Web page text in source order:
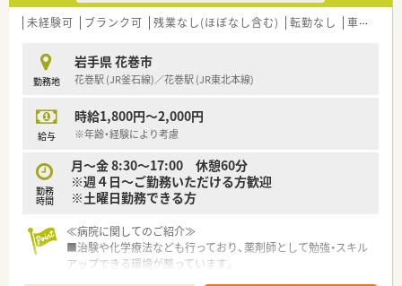
未経験可 ブランク可 残業なし(ほぼなし含む) 転勤なし 車通勤可
勤務地
岩手県 花巻市
花巻駅 (JR釜石線)／花巻駅 (JR東北本線)
給与
時給1,800円～2,000円
※年齢・経験により考慮
勤務
時間
月～金 8:30～17:00 休憩60分
※週４日～ご勤務いただける方歓迎
※土曜日勤務できる方
≪病院に関してのご紹介≫
■治験や化学療法なども行っており、薬剤師として勉強・スキル
アップできる環境が整っています。